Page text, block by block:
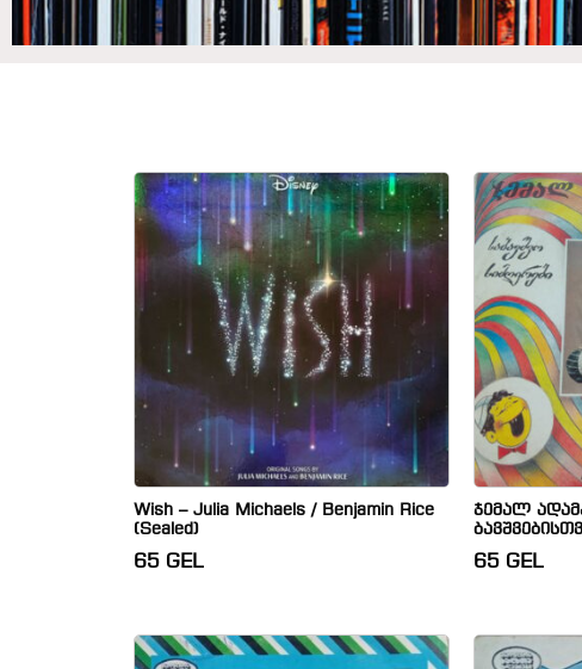
Wish – Julia Michaels / Benjamin Rice
(Sealed)
65 GEL
ჯემალ
65 GEL